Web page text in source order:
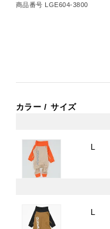
商品番号 LGE604-3800
カラー サイズ
L
L